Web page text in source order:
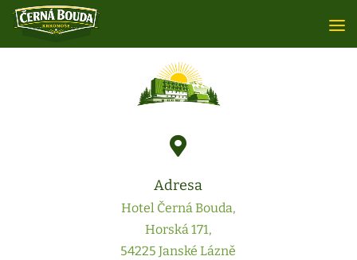

Adresa
Hotel Černá Bouda,
Horská 171,
54225 Janské Lázně